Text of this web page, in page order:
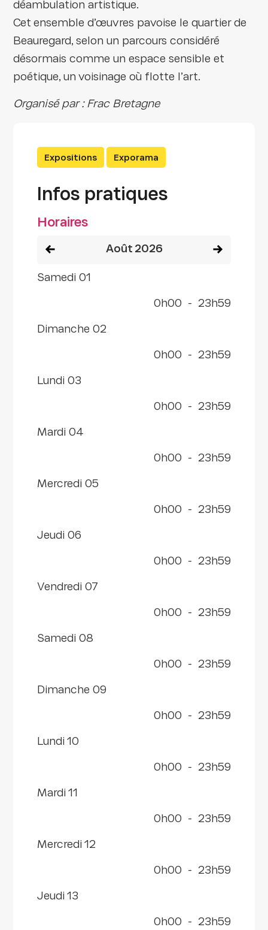
déambulation artistique.
Cet ensemble d’œuvres pavoise le quartier de
Beauregard, selon un parcours considéré
désormais comme un espace sensible et
poétique, un voisinage où flotte l’art.
Organisé par : Frac Bretagne
Expositions Exporama
Infos pratiques
Horaires
Voir le mois précédentaoût 2026
samedi 01
0h00 - 23h59
dimanche 02
0h00 - 23h59
lundi 03
0h00 - 23h59
mardi 04
0h00 - 23h59
mercredi 05
0h00 - 23h59
jeudi 06
0h00 - 23h59
vendredi 07
0h00 - 23h59
samedi 08
0h00 - 23h59
dimanche 09
0h00 - 23h59
lundi 10
0h00 - 23h59
mardi 11
0h00 - 23h59
mercredi 12
0h00 - 23h59
jeudi 13
0h00 - 23h59